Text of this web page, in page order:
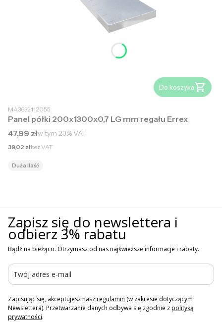
Do koszyka
MA3632112055
Panel półki 200x1300x0,7 LG mm regału Errex
Cena brutto
47,99 złw tym 23%VAT
Cena netto
39,02 złbez VAT
Duża ilość
Zapisz się do newslettera i
odbierz 3% rabatu
Bądź na bieżąco. Otrzymasz od nas najświeższe informacje i rabaty.
Zapisując się, akceptujesz naszregulamin (w zakresie dotyczącym
Newslettera). Przetwarzanie danych odbywa się zgodnie zpolityką
prywatności.